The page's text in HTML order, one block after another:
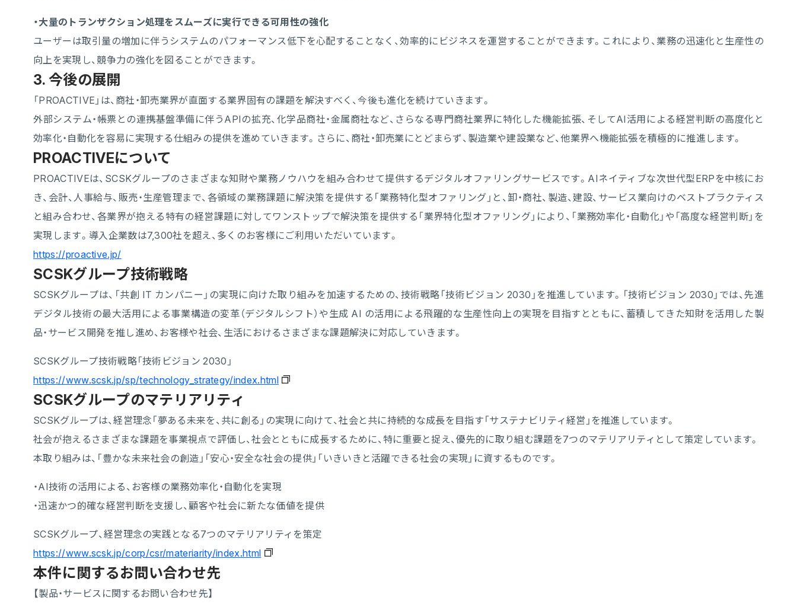
・大量のトランザクション処理をスムーズに実行できる可用性の強化
ユーザーは取引量の増加に伴うシステムのパフォーマンス低下を心配することなく、効率的にビジネスを運営することができます。これにより、業務の迅速化と生産性の
向上を実現し、競争力の強化を図ることができます。
3. 今後の展開
「PROACTIVE」は、商社・卸売業界が直面する業界固有の課題を解決すべく、今後も進化を続けていきます。
外部システム・帳票との連携基盤準備に伴うAPIの拡充、化学品商社・金属商社など、さらなる専門商社業界に特化した機能拡張、そしてAI活用による経営判断の高度化と
効率化・自動化を容易に実現する仕組みの提供を進めていきます。さらに、商社・卸売業にとどまらず、製造業や建設業など、他業界へ機能拡張を積極的に推進します。
PROACTIVEについて
PROACTIVEは、SCSKグループのさまざまな知財や業務ノウハウを組み合わせて提供するデジタルオファリングサービスです。AIネイティブな次世代型ERPを中核にお
き、会計、人事給与、販売・生産管理まで、各領域の業務課題に解決策を提供する「業務特化型オファリング」と、卸・商社、製造、建設、サービス業向けのベストプラクティス
と組み合わせ、各業界が抱える特有の経営課題に対してワンストップで解決策を提供する「業界特化型オファリング」により、「業務効率化・自動化」や「高度な経営判断」を
実現します。導入企業数は7,300社を超え、多くのお客様にご利用いただいています。
https://proactive.jp/
SCSKグループ技術戦略
SCSKグループは、「共創 IT カンパニー」の実現に向けた取り組みを加速するための、技術戦略「技術ビジョン 2030」を推進しています。「技術ビジョン 2030」では、先進
デジタル技術の最大活用による事業構造の変革（デジタルシフト）や生成 AI の活用による飛躍的な生産性向上の実現を目指すとともに、蓄積してきた知財を活用した製
品・サービス開発を推し進め、お客様や社会、生活におけるさまざまな課題解決に対応していきます。
SCSKグループ技術戦略「技術ビジョン 2030」
https://www.scsk.jp/sp/technology_strategy/index.html
SCSKグループのマテリアリティ
SCSKグループは、経営理念「夢ある未来を、共に創る」の実現に向けて、社会と共に持続的な成長を目指す「サステナビリティ経営」を推進しています。
社会が抱えるさまざまな課題を事業視点で評価し、社会とともに成長するために、特に重要と捉え、優先的に取り組む課題を7つのマテリアリティとして策定しています。
本取り組みは、「豊かな未来社会の創造」「安心・安全な社会の提供」「いきいきと活躍できる社会の実現」に資するものです。
・AI技術の活用による、お客様の業務効率化・自動化を実現
・迅速かつ的確な経営判断を支援し、顧客や社会に新たな価値を提供
SCSKグループ、経営理念の実践となる7つのマテリアリティを策定
https://www.scsk.jp/corp/csr/materiarity/index.html
本件に関するお問い合わせ先
【製品・サービスに関するお問い合わせ先】